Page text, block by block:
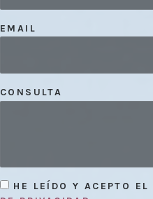
EMAIL
CONSULTA
HE LEÍDO Y ACEPTO EL